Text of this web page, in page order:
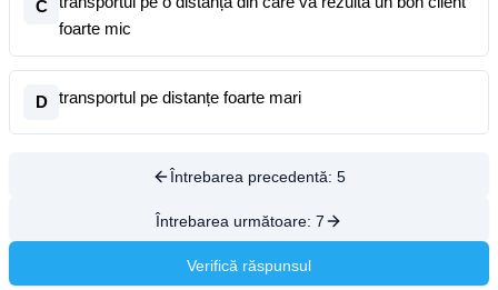
C
foarte mic
D transportul pe distanțe foarte mari
Întrebarea precedentă: 5
Întrebarea următoare: 7
Verifică răspunsul